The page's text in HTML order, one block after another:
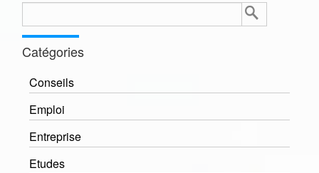
Catégories
Conseils
Emploi
Entreprise
Etudes